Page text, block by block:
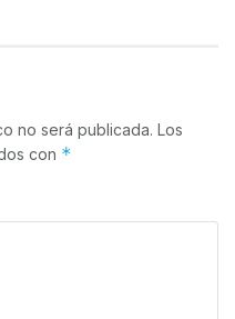
no será publicada. Los
con *